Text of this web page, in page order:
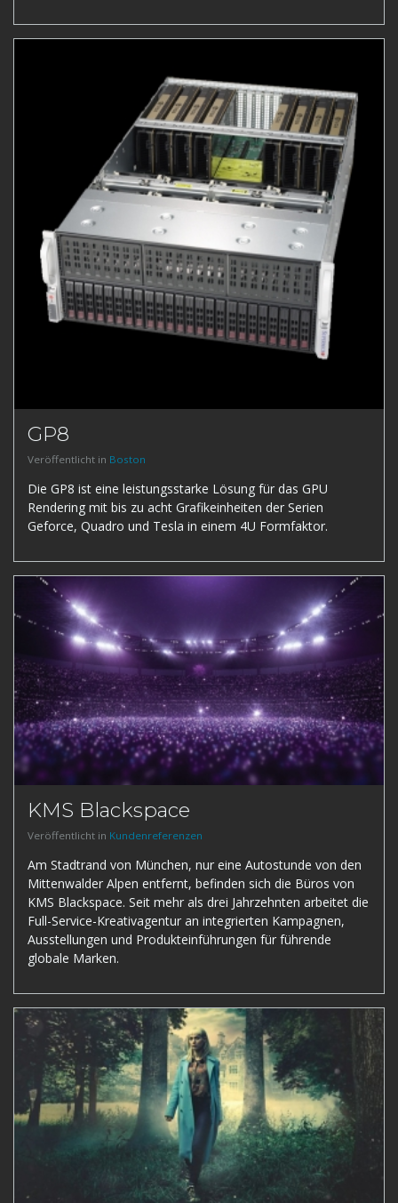
GP8
Veröffentlicht in Boston
Die GP8 ist eine leistungsstarke Lösung für das GPU
Rendering mit bis zu acht Grafikeinheiten der Serien
Geforce, Quadro und Tesla in einem 4U Formfaktor.
KMS Blackspace
Veröffentlicht in Kundenreferenzen
Am Stadtrand von München, nur eine Autostunde von den
Mittenwalder Alpen entfernt, befinden sich die Büros von
KMS Blackspace. Seit mehr als drei Jahrzehnten arbeitet die
Full-Service-Kreativagentur an integrierten Kampagnen,
Ausstellungen und Produkteinführungen für führende
globale Marken.